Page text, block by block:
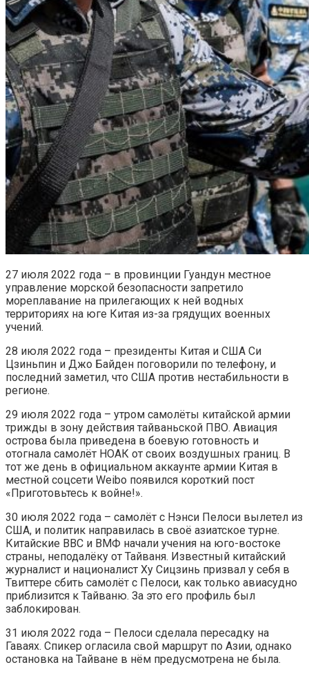
27 июля 2022 года – в провинции Гуандун местное
управление морской безопасности запретило
мореплавание на прилегающих к ней водных
территориях на юге Китая из-за грядущих военных
учений.
28 июля 2022 года – президенты Китая и США Си
Цзиньпин и Джо Байден поговорили по телефону, и
последний заметил, что США против нестабильности в
регионе.
29 июля 2022 года – утром самолёты китайской армии
трижды в зону действия тайваньской ПВО. Авиация
острова была приведена в боевую готовность и
отогнала самолёт НОАК от своих воздушных границ. В
тот же день в официальном аккаунте армии Китая в
местной соцсети Weibo появился короткий пост
«Приготовьтесь к войне!».
30 июля 2022 года – самолёт с Нэнси Пелоси вылетел из
США, и политик направилась в своё азиатское турне.
Китайские ВВС и ВМФ начали учения на юго-востоке
страны, неподалёку от Тайваня. Известный китайский
журналист и националист Ху Сицзинь призвал у себя в
Твиттере сбить самолёт с Пелоси, как только авиасудно
приблизится к Тайваню. За это его профиль был
заблокирован.
31 июля 2022 года – Пелоси сделала пересадку на
Гаваях. Спикер огласила свой маршрут по Азии, однако
остановка на Тайване в нём предусмотрена не была.